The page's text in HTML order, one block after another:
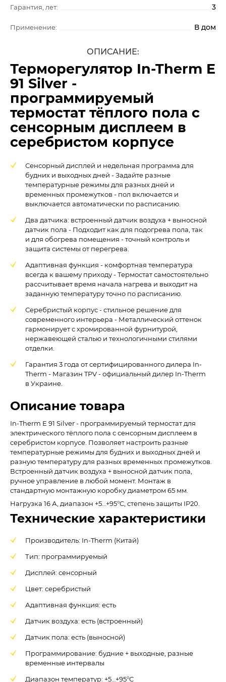
Гарантия, лет: 3
Применение: В дом
ОПИСАНИЕ:
Терморегулятор In-Therm E
91 Silver -
программируемый
термостат тёплого пола с
сенсорным дисплеем в
серебристом корпусе
Сенсорный дисплей и недельная программа для
будних и выходных дней - Задайте разные
температурные режимы для разных дней и
временных промежутков - пол включается и
выключается автоматически по расписанию.
Два датчика: встроенный датчик воздуха + выносной
датчик пола - Подходит как для подогрева пола, так
и для обогрева помещения - точный контроль и
защита системы от перегрева.
Адаптивная функция - комфортная температура
всегда к вашему приходу - Термостат самостоятельно
рассчитывает время начала нагрева и выходит на
заданную температуру точно по расписанию.
Серебристый корпус - стильное решение для
современного интерьера - Металлический оттенок
гармонирует с хромированной фурнитурой,
нержавеющей сталью и технологичными стилями
отделки.
Гарантия 3 года от сертифицированного дилера In-
Therm - Магазин TPV - официальный дилер In-Therm
в Украине.
Описание товара
In-Therm E 91 Silver - программируемый термостат для
электрического тёплого пола с сенсорным дисплеем в
серебристом корпусе. Позволяет настроить разные
температурные режимы для будних и выходных дней и
разную температуру для разных временных промежутков.
Встроенный датчик воздуха + выносной датчик пола,
ручное управление в любой момент. Монтаж в
стандартную монтажную коробку диаметром 65 мм.
Нагрузка 16 А, диапазон +5…+95°C, степень защиты IP20.
Технические характеристики
Производитель: In-Therm (Китай)
Тип: программируемый
Дисплей: сенсорный
Цвет: серебристый
Адаптивная функция: есть
Датчик воздуха: есть (встроенный)
Датчик пола: есть (выносной)
Программирование: будние + выходные, разные
временные интервалы
Диапазон температур: +5…+95°C